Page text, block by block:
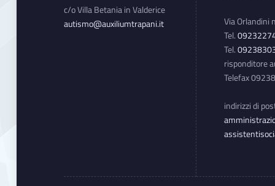
c/o Villa Betania in Valderice
autismo@auxiliumtrapani.it
Via Orlandini
Tel.
Tel.
risponditore
Telefax
indirizzi di